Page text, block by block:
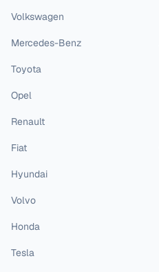
Volkswagen
Mercedes-Benz
Toyota
Opel
Renault
Fiat
Hyundai
Volvo
Honda
Tesla